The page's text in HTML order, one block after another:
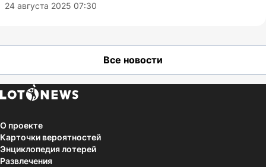
24 августа 2025 07:30
Все новости
О проекте
Карточки вероятностей
Энциклопедия лотерей
Развлечения